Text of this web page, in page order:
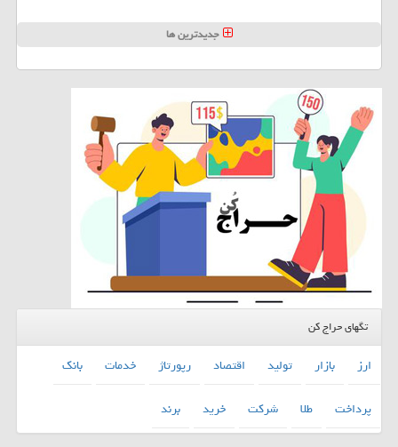
جدیدترین ها
تگهای حراج کن
ارز بازار تولید اقتصاد رپورتاژ خدمات
بانك
پرداخت
طلا شركت خرید برند